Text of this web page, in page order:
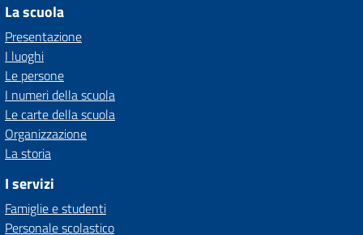
La scuola
Presentazione
I luoghi
Le persone
I numeri della scuola
Le carte della scuola
Organizzazione
La storia
I servizi
Famiglie e studenti
Personale scolastico